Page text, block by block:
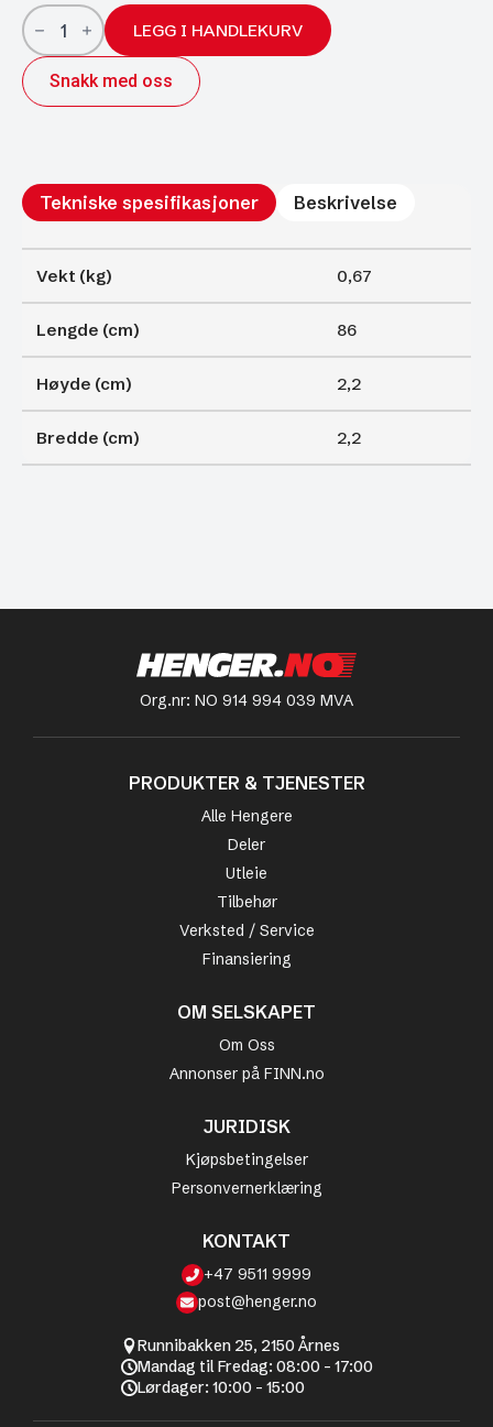
Gassfjærer
Arctic
22/10;
860/400
900N
antall
LEGG I HANDLEKURV
Snakk med oss
Tekniske spesifikasjoner Beskrivelse
Vekt (kg) 0,67
Lengde (cm) 86
Høyde (cm) 2,2
Bredde (cm) 2,2
Org.nr: NO 914 994 039 MVA
PRODUKTER & TJENESTER
Alle Hengere
Deler
Utleie
Tilbehør
Verksted / Service
Finansiering
OM SELSKAPET
Om Oss
Annonser på FINN.no
JURIDISK
Kjøpsbetingelser
Personvernerklæring
KONTAKT
+47 9511 9999
post@henger.no
Runnibakken 25, 2150 Årnes
Mandag til Fredag: 08:00 - 17:00
Lørdager: 10:00 - 15:00